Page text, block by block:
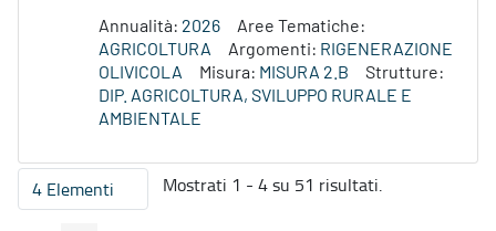
Annualità: 2026
Aree Tematiche:
AGRICOLTURA
Argomenti: RIGENERAZIONE
OLIVICOLA
Misura: MISURA 2.B
Strutture:
DIP. AGRICOLTURA, SVILUPPO RURALE E
AMBIENTALE
4 ElementiPer pagina
Mostrati 1 - 4 su 51 risultati.